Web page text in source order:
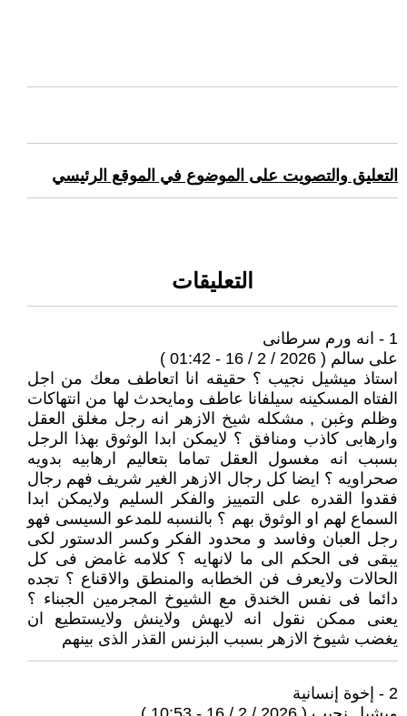
التعليق والتصويت على الموضوع في الموقع الرئيسي
التعليقات
1 - انه ورم سرطانى
على سالم ( 2026 / 2 / 16 - 01:42 )
استاذ ميشيل نجيب ؟ حقيقه انا اتعاطف معك من اجل
الفتاه المسكينه سيلفانا عاطف ومايحدث لها من انتهاكات
وظلم وغبن , مشكله شيخ الازهر انه رجل مغلق العقل
وارهابى كاذب ومنافق ؟ لايمكن ابدا الوثوق بهذا الرجل
بسبب انه مغسول العقل تماما بتعاليم ارهابيه بدويه
صحراويه ؟ ايضا كل رجال الازهر الغير شريف فهم رجال
فقدوا القدره على التمييز والفكر السليم ولايمكن ابدا
السماع لهم او الوثوق بهم ؟ بالنسبه للمدعو السيسى فهو
رجل العبان وفاسد و محدود الفكر وكسر الدستور لكى
يبقى فى الحكم الى ما لانهايه ؟ كلامه غامض فى كل
الحالات ولايعرف فن الخطابه والمنطق والاقناع ؟ تجده
دائما فى نفس الخندق مع الشيوخ المجرمين الجبناء ؟
يعنى ممكن نقول انه لايهش ولاينش ولايستطيع ان
يغضب شيوخ الازهر بسبب البزنس القذر الذى بينهم
2 - إخوة إنسانية